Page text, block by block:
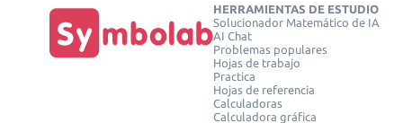
HERRAMIENTAS DE ESTUDIO
Solucionador Matemático de IA
AI Chat
Problemas populares
Hojas de trabajo
Practica
Hojas de referencia
Calculadoras
Calculadora gráfica